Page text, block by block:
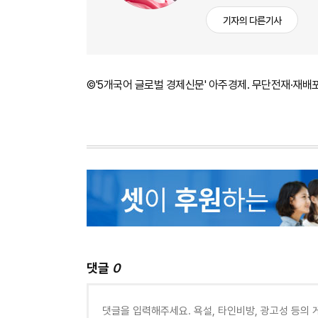
기자의 다른기사
©'5개국어 글로벌 경제신문' 아주경제. 무단전재·재배
댓글 0